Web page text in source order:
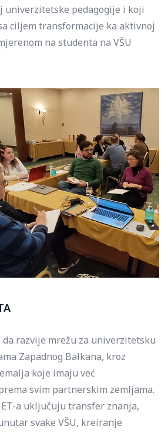
univerzitetske pedagogije i koji
ciljem transformacije ka aktivnoj
na studenta na VŠU
da razvije mrežu za univerzitetsku
Zapadnog Balkana, kroz
koje imaju već
svim partnerskim zemljama.
a uključuju transfer znanja,
svake VŠU, kreiranje